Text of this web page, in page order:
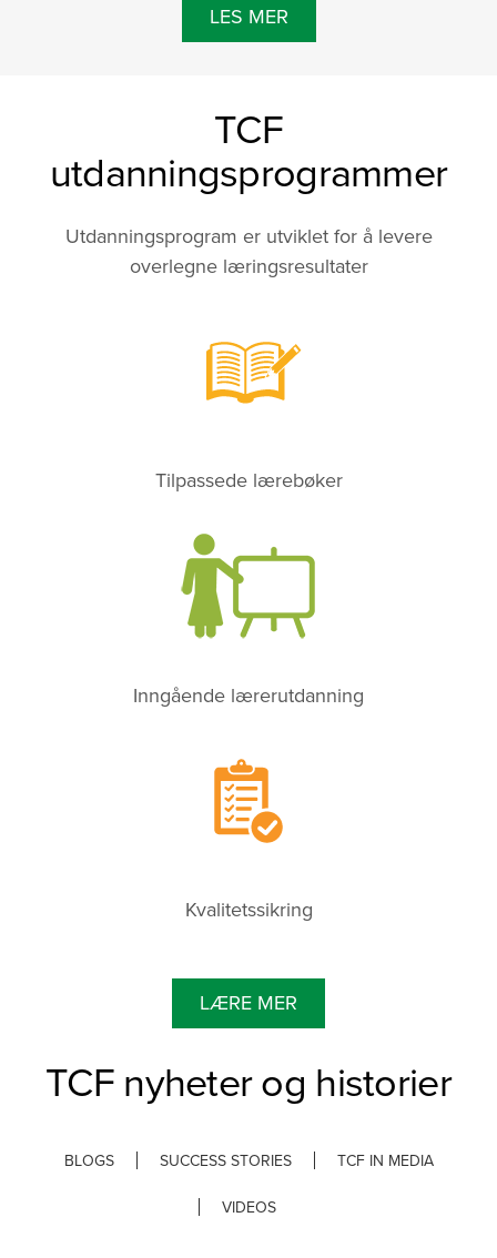
LES MER
TCF
utdanningsprogrammer
Utdanningsprogram er utviklet for å levere
overlegne læringsresultater
Tilpassede lærebøker
Inngående lærerutdanning
Kvalitetssikring
LÆRE MER
TCF nyheter og historier
BLOGS SUCCESS STORIES TCF IN MEDIA
VIDEOS